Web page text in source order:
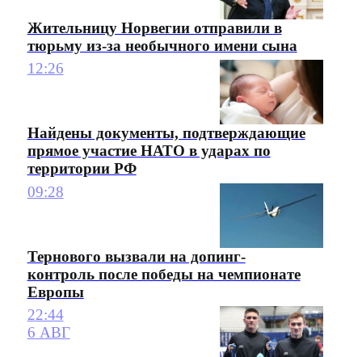
Жительницу Норвегии отправили в
тюрьму из-за необычного имени сына
12:26
Найдены документы, подтверждающие
прямое участие НАТО в ударах по
территории РФ
09:28
Тернового вызвали на допинг-
контроль после победы на чемпионате
Европы
22:44
6 АВГ